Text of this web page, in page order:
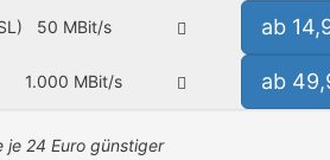
50 MBit/s ab
1.000 MBit/s ab
je 24 Euro günstiger